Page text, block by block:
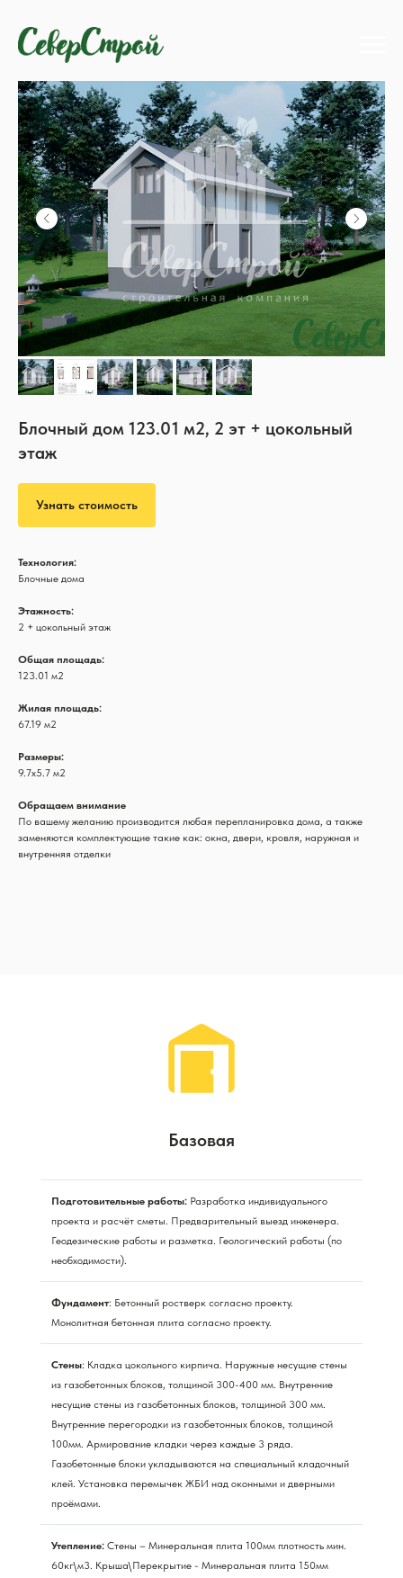
Блочный дом 123.01 м2, 2 эт + цокольный
этаж
Узнать стоимость
Технология:
Блочные дома
Этажность:
2 + цокольный этаж
Общая площадь:
123.01 м2
Жилая площадь:
67.19 м2
Размеры:
9.7х5.7 м2
Обращаем внимание
По вашему желанию производится любая перепланировка дома, а также
заменяются комплектующие такие как: окна, двери, кровля, наружная и
внутренняя отделки
Базовая
Подготовительные работы: Разработка индивидуального
проекта и расчёт сметы. Предварительный выезд инженера.
Геодезические работы и разметка. Геологический работы (по
необходимости).
Фундамент: Бетонный ростверк согласно проекту.
Монолитная бетонная плита согласно проекту.
Стены: Кладка цокольного кирпича. Наружные несущие стены
из газобетонных блоков, толщиной 300-400 мм. Внутренние
несущие стены из газобетонных блоков, толщиной 300 мм.
Внутренние перегородки из газобетонных блоков, толщиной
100мм. Армирование кладки через каждые 3 ряда.
Газобетонные блоки укладываются на специальный кладочный
клей. Установка перемычек ЖБИ над оконными и дверными
проёмами.
Утепление: Стены – Минеральная плита 100мм плотность мин.
60кг\м3. Крыша\Перекрытие - Минеральная плита 150мм